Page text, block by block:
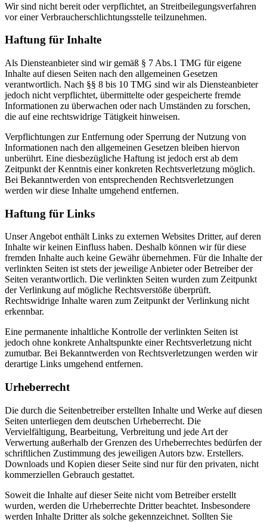
Wir sind nicht bereit oder verpflichtet, an Streitbeilegungsverfahren
vor einer Verbraucherschlichtungsstelle teilzunehmen.
Haftung für Inhalte
Als Diensteanbieter sind wir gemäß § 7 Abs.1 TMG für eigene
Inhalte auf diesen Seiten nach den allgemeinen Gesetzen
verantwortlich. Nach §§ 8 bis 10 TMG sind wir als Diensteanbieter
jedoch nicht verpflichtet, übermittelte oder gespeicherte fremde
Informationen zu überwachen oder nach Umständen zu forschen,
die auf eine rechtswidrige Tätigkeit hinweisen.
Verpflichtungen zur Entfernung oder Sperrung der Nutzung von
Informationen nach den allgemeinen Gesetzen bleiben hiervon
unberührt. Eine diesbezügliche Haftung ist jedoch erst ab dem
Zeitpunkt der Kenntnis einer konkreten Rechtsverletzung möglich.
Bei Bekanntwerden von entsprechenden Rechtsverletzungen
werden wir diese Inhalte umgehend entfernen.
Haftung für Links
Unser Angebot enthält Links zu externen Websites Dritter, auf deren
Inhalte wir keinen Einfluss haben. Deshalb können wir für diese
fremden Inhalte auch keine Gewähr übernehmen. Für die Inhalte der
verlinkten Seiten ist stets der jeweilige Anbieter oder Betreiber der
Seiten verantwortlich. Die verlinkten Seiten wurden zum Zeitpunkt
der Verlinkung auf mögliche Rechtsverstöße überprüft.
Rechtswidrige Inhalte waren zum Zeitpunkt der Verlinkung nicht
erkennbar.
Eine permanente inhaltliche Kontrolle der verlinkten Seiten ist
jedoch ohne konkrete Anhaltspunkte einer Rechtsverletzung nicht
zumutbar. Bei Bekanntwerden von Rechtsverletzungen werden wir
derartige Links umgehend entfernen.
Urheberrecht
Die durch die Seitenbetreiber erstellten Inhalte und Werke auf diesen
Seiten unterliegen dem deutschen Urheberrecht. Die
Vervielfältigung, Bearbeitung, Verbreitung und jede Art der
Verwertung außerhalb der Grenzen des Urheberrechtes bedürfen der
schriftlichen Zustimmung des jeweiligen Autors bzw. Erstellers.
Downloads und Kopien dieser Seite sind nur für den privaten, nicht
kommerziellen Gebrauch gestattet.
Soweit die Inhalte auf dieser Seite nicht vom Betreiber erstellt
wurden, werden die Urheberrechte Dritter beachtet. Insbesondere
werden Inhalte Dritter als solche gekennzeichnet. Sollten Sie